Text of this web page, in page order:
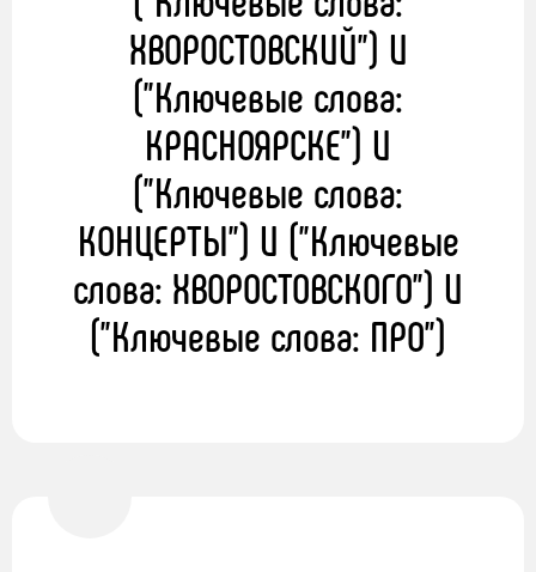
ХВОРОСТОВСКИЙ") И
("Ключевые слова:
КРАСНОЯРСКЕ") И
("Ключевые слова:
КОНЦЕРТЫ") И ("Ключевые
слова: ХВОРОСТОВСКОГО") И
("Ключевые слова: ПРО")